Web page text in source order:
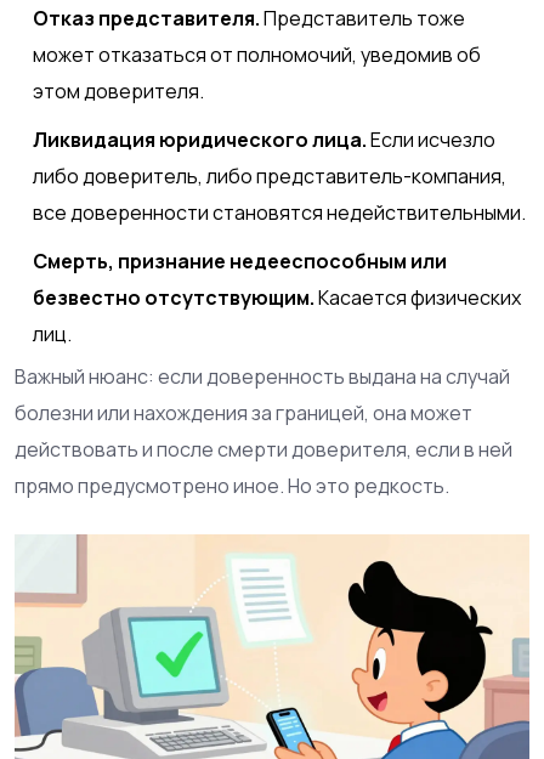
Отказ представителя.Представитель тоже
может отказаться от полномочий, уведомив об
этом доверителя.
Ликвидация юридического лица.Если исчезло
либо доверитель, либо представитель-компания,
все доверенности становятся недействительными.
Смерть, признание недееспособным или
безвестно отсутствующим.Касается физических
лиц.
Важный нюанс: если доверенность выдана на случай
болезни или нахождения за границей, она может
действовать и после смерти доверителя, если в ней
прямо предусмотрено иное. Но это редкость.